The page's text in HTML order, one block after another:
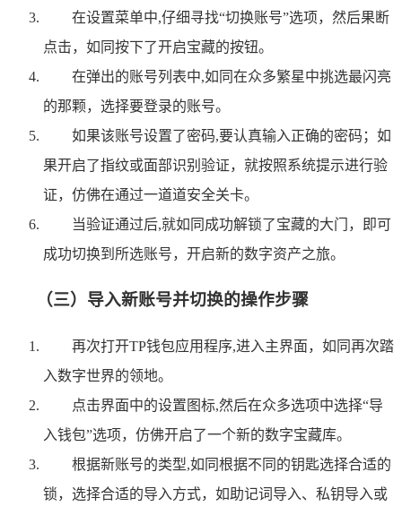
在设置菜单中,仔细寻找“切换账号”选项，然后果断
点击，如同按下了开启宝藏的按钮。
在弹出的账号列表中,如同在众多繁星中挑选最闪亮
的那颗，选择要登录的账号。
如果该账号设置了密码,要认真输入正确的密码；如
果开启了指纹或面部识别验证，就按照系统提示进行验
证，仿佛在通过一道道安全关卡。
当验证通过后,就如同成功解锁了宝藏的大门，即可
成功切换到所选账号，开启新的数字资产之旅。
（三）导入新账号并切换的操作步骤
再次打开TP钱包应用程序,进入主界面，如同再次踏
入数字世界的领地。
点击界面中的设置图标,然后在众多选项中选择“导
入钱包”选项，仿佛开启了一个新的数字宝藏库。
根据新账号的类型,如同根据不同的钥匙选择合适的
锁，选择合适的导入方式，如助记词导入、私钥导入或